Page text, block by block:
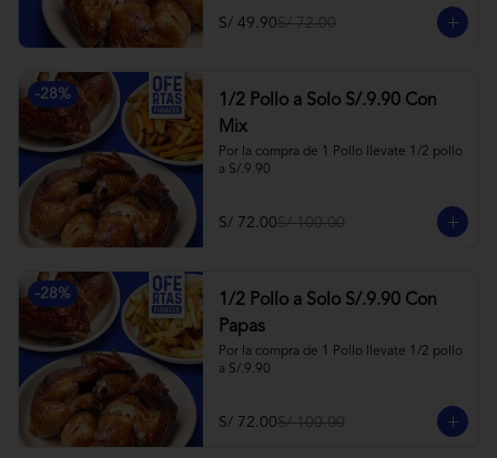
S/ 49.90S/ 72.00
-28%
1/2 Pollo a Solo S/.9.90 Con
Mix
Por la compra de 1 Pollo llevate 1/2 pollo
a S/.9.90
S/ 72.00S/ 100.00
-28%
1/2 Pollo a Solo S/.9.90 Con
Papas
Por la compra de 1 Pollo llevate 1/2 pollo
a S/.9.90
S/ 72.00S/ 100.00